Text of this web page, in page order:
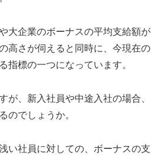
大企業のボーナスの平均支給額が
高さが伺えると同時に、今現在の
指標の一つになっています。
が、新入社員や中途入社の場合、
のでしょうか。
い社員に対しての、ボーナスの支